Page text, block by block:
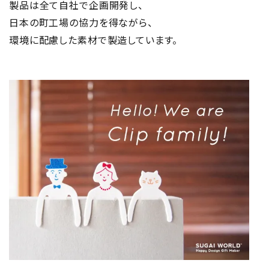
製品は全て自社で企画開発し、
日本の町工場の協力を得ながら、
環境に配慮した素材で製造しています。